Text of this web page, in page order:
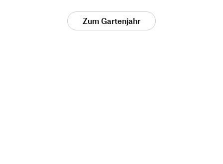
Zum Gartenjahr